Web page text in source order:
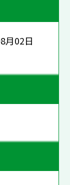
月02日